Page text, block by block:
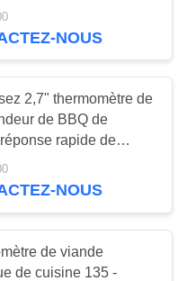
foncés
NOUS
2,7" thermomètre de
de BBQ de
rapide de
analogue de
NOUS
de viande
de cuisine 135 -